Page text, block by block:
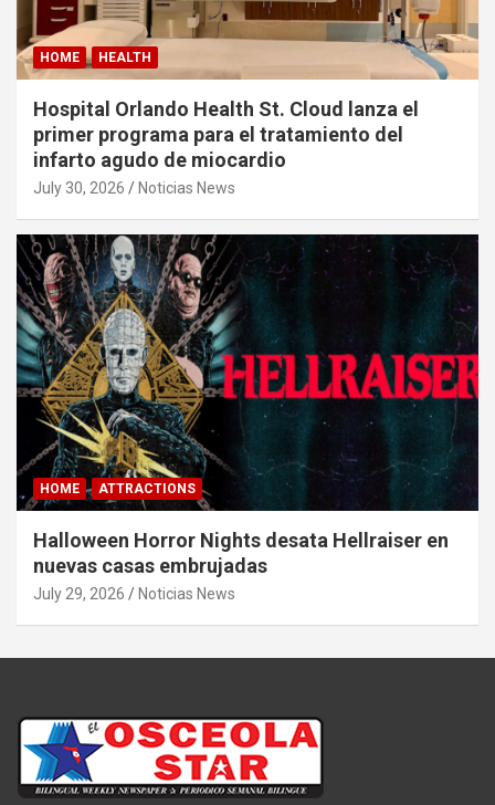
HOME HEALTH
Hospital Orlando Health St. Cloud lanza el
primer programa para el tratamiento del
infarto agudo de miocardio
July 30, 2026 Noticias News
HOME ATTRACTIONS
Halloween Horror Nights desata Hellraiser en
nuevas casas embrujadas
July 29, 2026 Noticias News